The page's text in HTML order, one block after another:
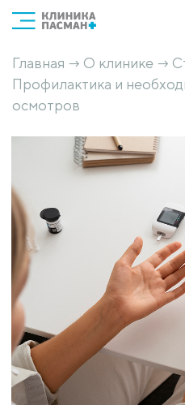
Главная → О клинике →
Профилактика и
осмотров